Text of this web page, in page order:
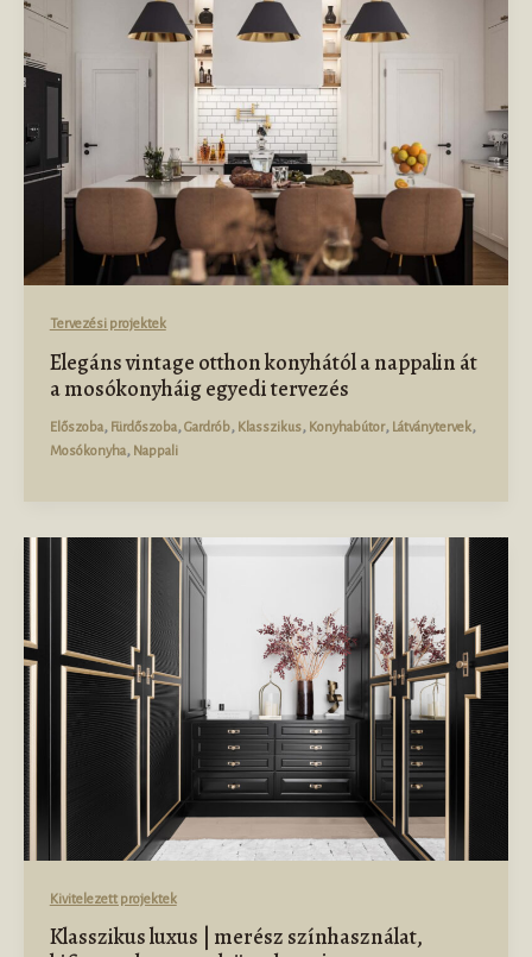
Tervezési projektek
Elegáns vintage otthon konyhától a nappalin át
a mosókonyháig egyedi tervezés
Előszoba, Fürdőszoba, Gardrób, Klasszikus, Konyhabútor, Látványtervek,
Mosókonyha, Nappali
Kivitelezett projektek
Klasszikus luxus | merész színhasználat,